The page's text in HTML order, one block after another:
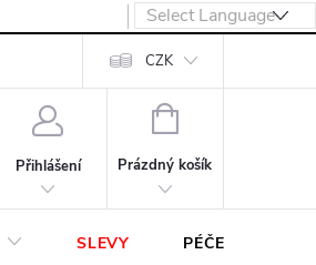
CZK
Přihlášení
NÁKUPNÍ
Prázdný košík
SLEVY PÉČE O OBUV